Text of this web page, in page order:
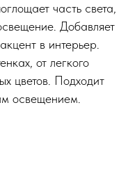
часть света,
Добавляет
в интерьер.
от легкого
цветов. Подходит
освещением.